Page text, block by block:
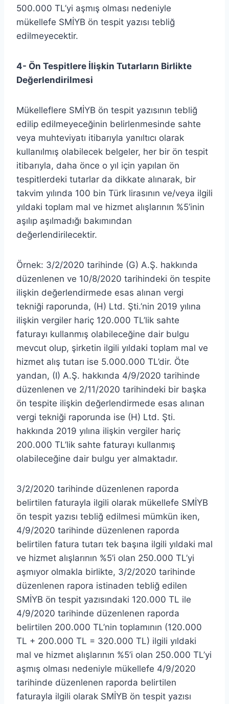
500.000 TL’yi aşmış olması nedeniyle
mükellefe SMİYB ön tespit yazısı tebliğ
edilmeyecektir.
4- Ön Tespitlere İlişkin Tutarların Birlikte
Değerlendirilmesi
Mükelleflere SMİYB ön tespit yazısının tebliğ
edilip edilmeyeceğinin belirlenmesinde sahte
veya muhteviyatı itibarıyla yanıltıcı olarak
kullanılmış olabilecek belgeler, her bir ön tespit
itibarıyla, daha önce o yıl için yapılan ön
tespitlerdeki tutarlar da dikkate alınarak, bir
takvim yılında 100 bin Türk lirasının ve/veya ilgili
yıldaki toplam mal ve hizmet alışlarının %5’inin
aşılıp aşılmadığı bakımından
değerlendirilecektir.
Örnek: 3/2/2020 tarihinde (G) A.Ş. hakkında
düzenlenen ve 10/8/2020 tarihindeki ön tespite
ilişkin değerlendirmede esas alınan vergi
tekniği raporunda, (H) Ltd. Şti.’nin 2019 yılına
ilişkin vergiler hariç 120.000 TL’lik sahte
faturayı kullanmış olabileceğine dair bulgu
mevcut olup, şirketin ilgili yıldaki toplam mal ve
hizmet alış tutarı ise 5.000.000 TL’dir. Öte
yandan, (I) A.Ş. hakkında 4/9/2020 tarihinde
düzenlenen ve 2/11/2020 tarihindeki bir başka
ön tespite ilişkin değerlendirmede esas alınan
vergi tekniği raporunda ise (H) Ltd. Şti.
hakkında 2019 yılına ilişkin vergiler hariç
200.000 TL’lik sahte faturayı kullanmış
olabileceğine dair bulgu yer almaktadır.
3/2/2020 tarihinde düzenlenen raporda
belirtilen faturayla ilgili olarak mükellefe SMİYB
ön tespit yazısı tebliğ edilmesi mümkün iken,
4/9/2020 tarihinde düzenlenen raporda
belirtilen fatura tutarı tek başına ilgili yıldaki mal
ve hizmet alışlarının %5’i olan 250.000 TL’yi
aşmıyor olmakla birlikte, 3/2/2020 tarihinde
düzenlenen rapora istinaden tebliğ edilen
SMİYB ön tespit yazısındaki 120.000 TL ile
4/9/2020 tarihinde düzenlenen raporda
belirtilen 200.000 TL’nin toplamının (120.000
TL + 200.000 TL = 320.000 TL) ilgili yıldaki
mal ve hizmet alışlarının %5’i olan 250.000 TL’yi
aşmış olması nedeniyle mükellefe 4/9/2020
tarihinde düzenlenen raporda belirtilen
faturayla ilgili olarak SMİYB ön tespit yazısı